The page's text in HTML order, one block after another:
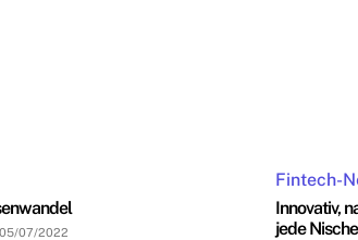
05/07/2022
Fintech-
Innovativ,
jede Nische